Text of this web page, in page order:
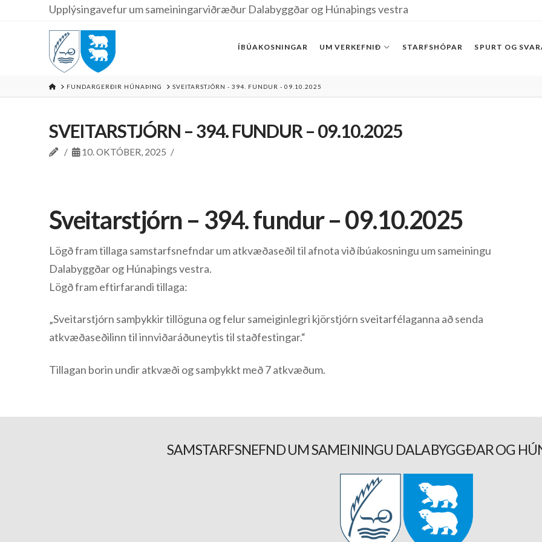
Upplýsingavefur um sameiningarviðræður Dalabyggðar og Húnaþings vestra
ÍBÚAKOSNINGAR UM VERKEFNIÐ STARFSHÓPAR SPURT OG
HOMEFUNDARGERÐIR HÚNAÞING SVEITARSTJÓRN - 394. FUNDUR - 09.10.2025
SVEITARSTJÓRN – 394. FUNDUR – 09.10.2025
10. OKTÓBER, 2025
Sveitarstjórn – 394. fundur – 09.10.2025
Lögð fram tillaga samstarfsnefndar um atkvæðaseðil til afnota við íbúakosningu um sameiningu
Dalabyggðar og Húnaþings vestra.
Lögð fram eftirfarandi tillaga:
„Sveitarstjórn samþykkir tillöguna og felur sameiginlegri kjörstjórn sveitarfélaganna að senda
atkvæðaseðilinn til innviðaráðuneytis til staðfestingar.“
Tillagan borin undir atkvæði og samþykkt með 7 atkvæðum.
SAMSTARFSNEFND UM SAMEININGU DALABYGGÐAR OG